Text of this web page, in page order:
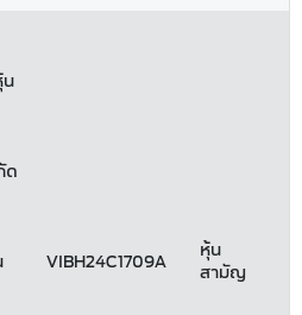
ด
VIBH24C1709A
หุ้น
สามัญ